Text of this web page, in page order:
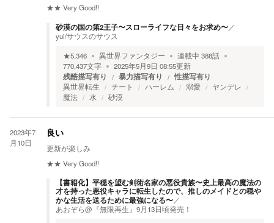
★★ Very Good!!
砂漠の国の第2王子〜スローライフな日々をお求め〜／
yui/サウスのサウス
★5,346 異世界ファンタジー 連載中 388話
770,437文字 2025年5月9日 08:55更新
残酷描写有り 暴力描写有り 性描写有り
異世界転生 チート ハーレム 溺愛
ヤンデレ
魔法
水 砂漠
2023年7
月10日
良い
更新が楽しみ
★★ Very Good!!
【書籍化】平穏を望む剣術名家の悪役貴族〜史上最高の魔法の
才を持った悪役キャラに転生したので、推しのメイドとの穏や
かな生活を送るために最強になる〜／
あおぞら@『無限再生』9月13日頃発売！